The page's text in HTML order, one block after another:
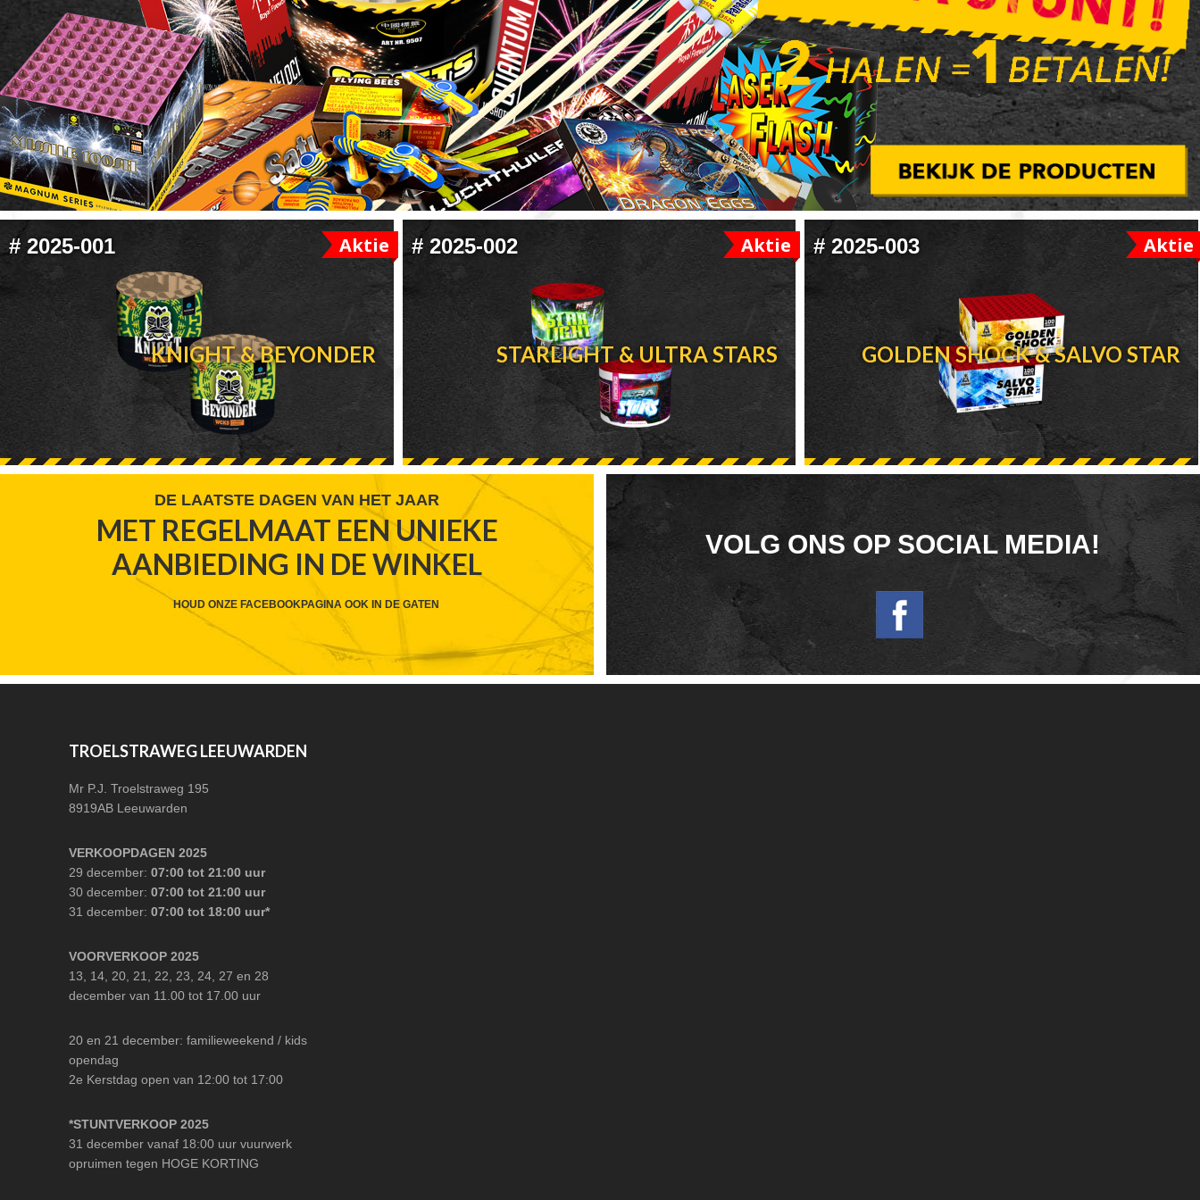
FOOTER
WIDGET
HEADER
# 2025-001 Aktie
KNIGHT & BEYONDER
# 2025-002 Aktie
STARLIGHT & ULTRA STARS
#2025-003 Aktie
GOLDEN SHOCK & SALVO STAR
WIDGET
HEADER
DE LAATSTE DAGEN VAN HET JAAR
MET REGELMAAT EEN UNIEKE
AANBIEDING IN DE WINKEL
HOUD ONZE FACEBOOKPAGINA OOK IN DE GATEN
FOOTER
WIDGET
HEADER
SOCIAL
VOLG ONS OP SOCIAL MEDIA!
TROELSTRAWEG LEEUWARDEN
Mr P.J. Troelstraweg 195
8919AB Leeuwarden
VERKOOPDAGEN 2025
29 december:07:00 tot 21:00 uur
30 december:07:00 tot 21:00 uur
31 december:07:00 tot 18:00 uur*
VOORVERKOOP 2025
13, 14, 20, 21, 22, 23, 24, 27 en 28
december van 11.00 tot 17.00 uur
20 en 21 december: familieweekend / kids
opendag
2e Kerstdag open van 12:00 tot 17:00
*STUNTVERKOOP 2025
31 december vanaf 18:00 uur vuurwerk
opruimen tegen HOGE KORTING